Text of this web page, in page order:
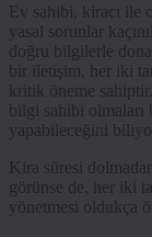
Ev sahibi, kiracı ile
yasal sorunlar
doğru bilgilerle
bir iletişim, her iki
kritik öneme
bilgi sahibi olmaları
yapabileceğini
Kira süresi
görünse de, her iki
yönetmesi oldukça